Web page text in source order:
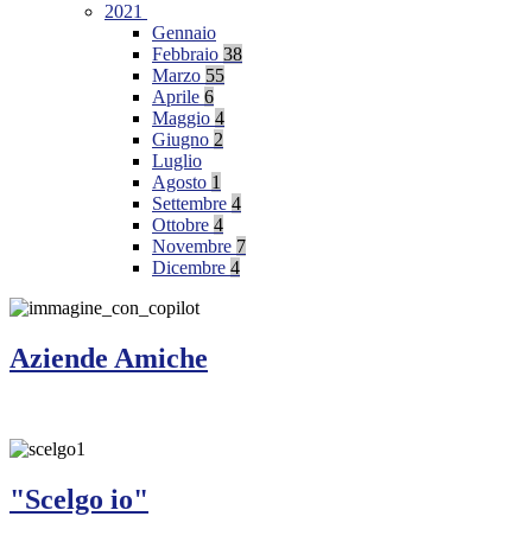
2021
Gennaio
Febbraio 38
Marzo 55
Aprile 6
Maggio 4
Giugno 2
Luglio
Agosto 1
Settembre 4
Ottobre 4
Novembre 7
Dicembre 4
Aziende Amiche
"Scelgo io"